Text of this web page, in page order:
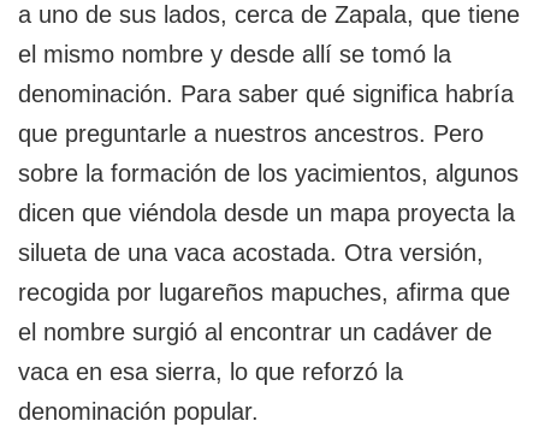
a uno de sus lados, cerca de Zapala, que tiene
el mismo nombre y desde allí se tomó la
denominación. Para saber qué significa habría
que preguntarle a nuestros ancestros. Pero
sobre la formación de los yacimientos, algunos
dicen que viéndola desde un mapa proyecta la
silueta de una vaca acostada. Otra versión,
recogida por lugareños mapuches, afirma que
el nombre surgió al encontrar un cadáver de
vaca en esa sierra, lo que reforzó la
denominación popular.